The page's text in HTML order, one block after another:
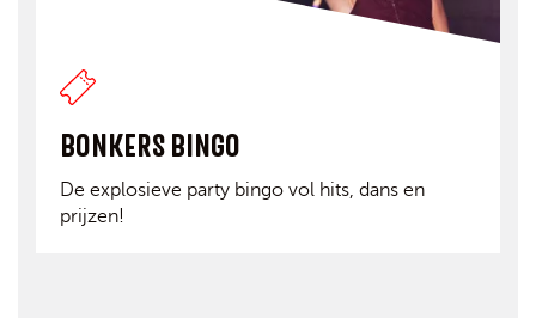
BONKERS BINGO
De explosieve party bingo vol hits, dans en
prijzen!